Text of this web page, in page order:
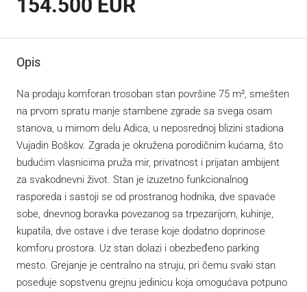
154.500 EUR
Opis
Na prodaju komforan trosoban stan površine 75 m², smešten
na prvom spratu manje stambene zgrade sa svega osam
stanova, u mirnom delu Adica, u neposrednoj blizini stadiona
Vujadin Boškov. Zgrada je okružena porodičnim kućama, što
budućim vlasnicima pruža mir, privatnost i prijatan ambijent
za svakodnevni život. Stan je izuzetno funkcionalnog
rasporeda i sastoji se od prostranog hodnika, dve spavaće
sobe, dnevnog boravka povezanog sa trpezarijom, kuhinje,
kupatila, dve ostave i dve terase koje dodatno doprinose
komforu prostora. Uz stan dolazi i obezbeđeno parking
mesto. Grejanje je centralno na struju, pri čemu svaki stan
poseduje sopstvenu grejnu jedinicu koja omogućava potpuno